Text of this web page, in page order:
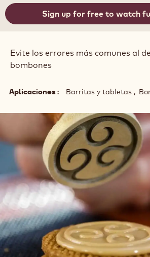
:Sign up for free to watch
Evite los errores más comunes al
bombones
Aplicaciones Barritas y tabletas